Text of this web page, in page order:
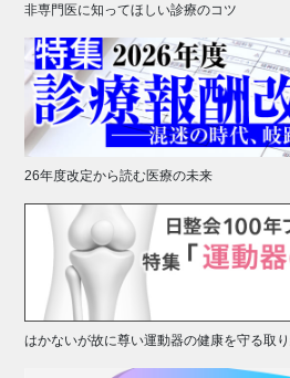
非専門医に知ってほしい診療のコツ
26年度改定から読む医療の未来
はかないが故に尊い運動器の健康を守る取